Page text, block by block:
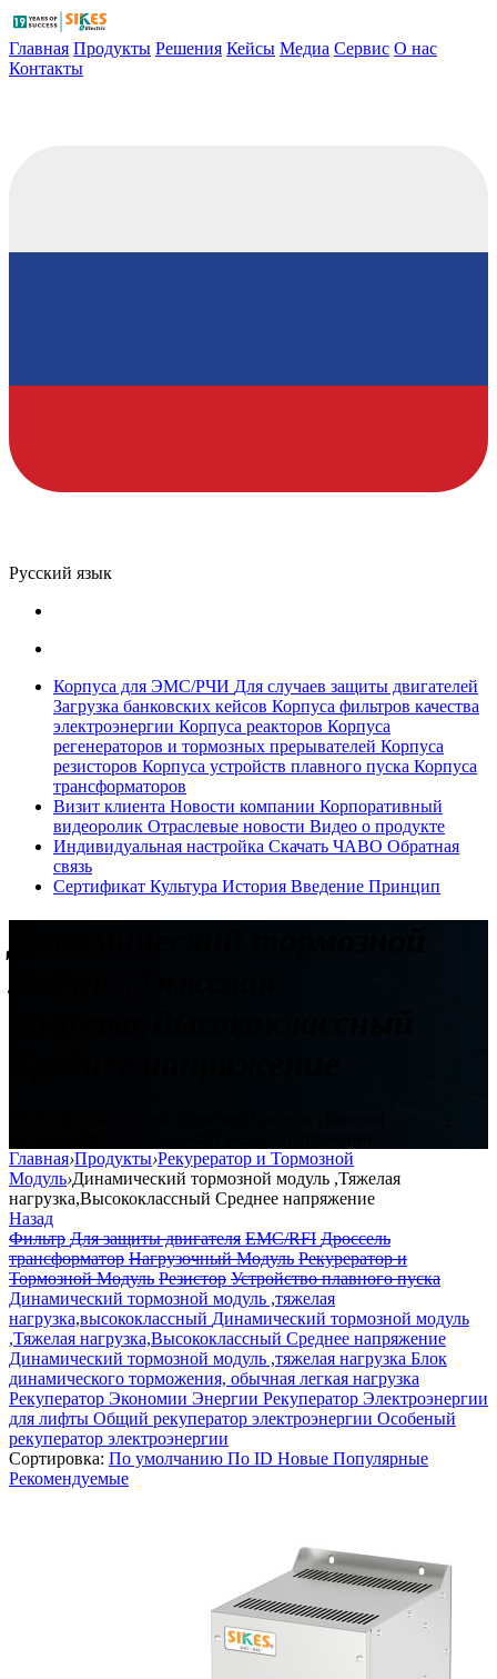
Главная Продукты Решения Кейсы Медиа Сервис О нас
Контакты
Русский язык
Корпуса для ЭМС/РЧИ Для случаев защиты двигателей
Загрузка банковских кейсов Корпуса фильтров качества
электроэнергии Корпуса реакторов Корпуса
регенераторов и тормозных прерывателей Корпуса
резисторов Корпуса устройств плавного пуска Корпуса
трансформаторов
Визит клиента Новости компании Корпоративный
видеоролик Отраслевые новости Видео о продукте
Индивидуальная настройка Скачать ЧАВО Обратная
связь
Сертификат Культура История Введение Принцип
Главная›Продукты›Рекурератор и Тормозной
Модуль›Динамический тормозной модуль ,Тяжелая
нагрузка,Высококлассный Среднее напряжение
Назад
Фильтр Для защиты двигателя EMC/RFI Дроссель
трансформатор Нагрузочный Модуль Рекурератор и
Тормозной Модуль Резистор Устройство плавного пуска
Динамический тормозной модуль ,тяжелая
нагрузка,высококлассный Динамический тормозной модуль
,Тяжелая нагрузка,Высококлассный Среднее напряжение
Динамический тормозной модуль ,тяжелая нагрузка Блок
динамического торможения, обычная легкая нагрузка
Рекуператор Экономии Энергии Рекуператор Электроэнергии
для лифты Общий рекуператор электроэнергии Особеный
рекуператор электроэнергии
Сортировка: По умолчанию По ID Новые Популярные
Рекомендуемые